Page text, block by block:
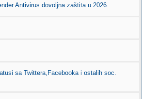
Antivirus dovoljna zaštita u 2026.
sa Twittera,Facebooka i ostalih soc.